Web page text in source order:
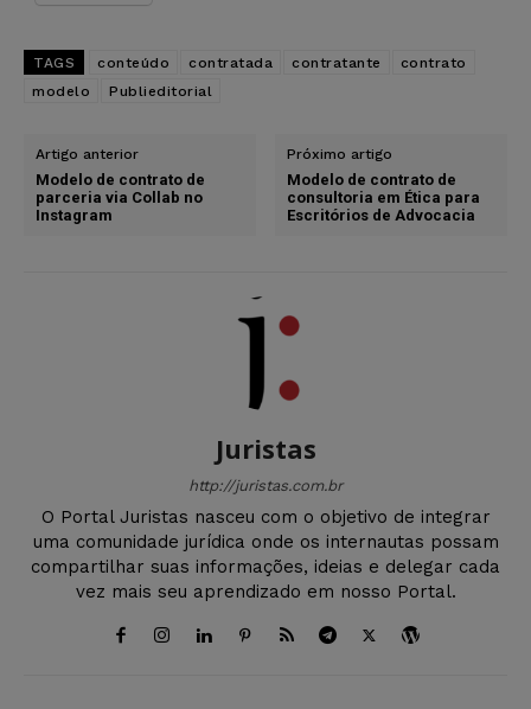
TAGS conteúdo contratada contratante
contrato
modelo
Publieditorial
Artigo anterior
Modelo de contrato de
parceria via Collab no
Instagram
Próximo artigo
Modelo de contrato de
consultoria em Ética para
Escritórios de Advocacia
Juristas
http://juristas.com.br
O Portal Juristas nasceu com o objetivo de integrar
uma comunidade jurídica onde os internautas possam
compartilhar suas informações, ideias e delegar cada
vez mais seu aprendizado em nosso Portal.